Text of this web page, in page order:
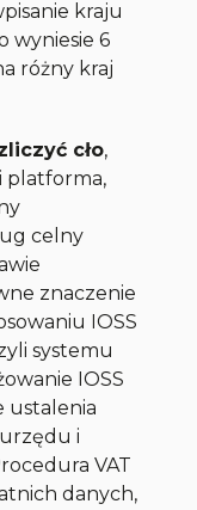
kraju
wyniesie 6
różny kraj
cło,
platforma,
celny
znaczenie
IOSS
systemu
IOSS
ustalenia
urzędu i
VAT
danych,